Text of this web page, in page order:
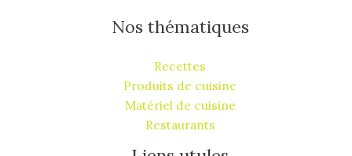
Nos thématiques
Recettes
Produits de cuisine
Matériel de cuisine
Restaurants